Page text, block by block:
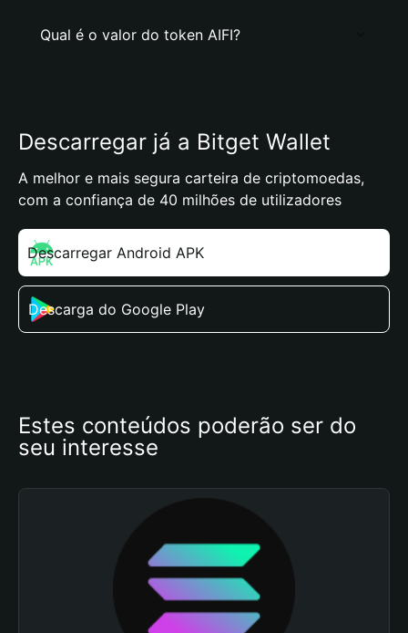
Qual é o valor do token AIFI?
Descarregar já a Bitget Wallet
A melhor e mais segura carteira de criptomoedas,
com a confiança de 40 milhões de utilizadores
Descarregar Android APK
Descarga do Google Play
Estes conteúdos poderão ser do
seu interesse